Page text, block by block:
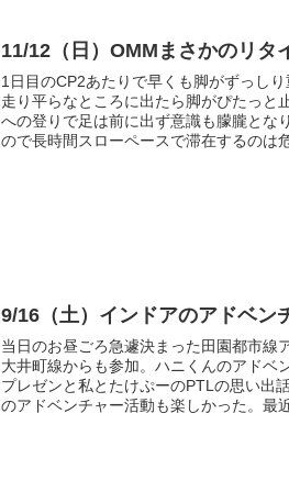
11/12（日）OMMまさかのリタ
1日目のCP2あたりで早くも脚がずっし
走り平らなところに出たら脚がぴたっと
への登りで足は前に出ず意識も朦朧とな
ので長時間スローペースで滞在するのは
9/16（土）インドアのアドベン
当日のお昼ごろ急遽決まった田園都市線
大井町線からも参加。ハニくんのアドベ
プレゼンと私とたけぷーのPTLの思い出
のアドベンチャー活動も楽しかった。最